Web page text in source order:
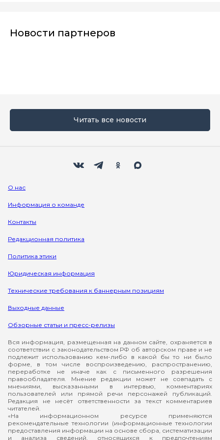
Новости партнеров
Читать все новости
О нас
Информация о команде
Контакты
Редакционная политика
Политика этики
Юридическая информация
Технические требования к баннерным позициям
Выходные данные
Обзорные статьи и пресс-релизы
Вся информация, размещенная на данном сайте, охраняется в
соответствии с законодательством РФ об авторском праве и не
подлежит использованию кем-либо в какой бы то ни было
форме, в том числе воспроизведению, распространению,
переработке не иначе как с письменного разрешения
правообладателя. Мнение редакции может не совпадать с
мнениями, высказанными в интервью, комментариях
пользователей или прямой речи персонажей публикаций.
Редакция не несёт ответственности за текст комментариев
читателей.
«На информационном ресурсе применяются
рекомендательные технологии (информационные технологии
предоставления информации на основе сбора, систематизации
и анализа сведений, относящихся к предпочтениям